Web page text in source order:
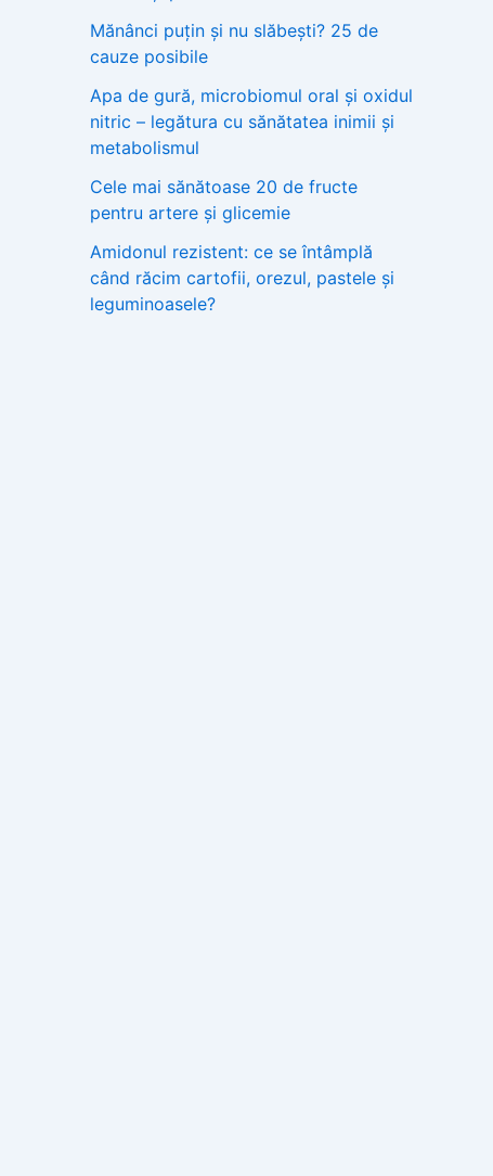
Mănânci puțin și nu slăbești? 25 de
cauze posibile
Apa de gură, microbiomul oral și oxidul
nitric – legătura cu sănătatea inimii și
metabolismul
Cele mai sănătoase 20 de fructe
pentru artere și glicemie
Amidonul rezistent: ce se întâmplă
când răcim cartofii, orezul, pastele și
leguminoasele?